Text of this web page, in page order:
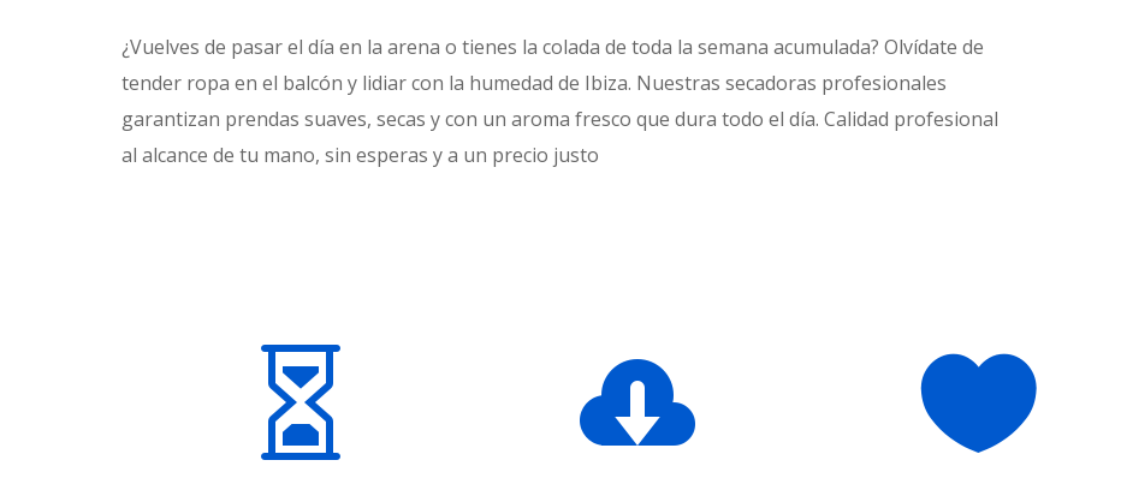
¿Vuelves de pasar el día en la arena o tienes la colada de toda la semana acumulada? Olvídate de
tender ropa en el balcón y lidiar con la humedad de Ibiza. Nuestras secadoras profesionales
garantizan prendas suaves, secas y con un aroma fresco que dura todo el día. Calidad profesional
al alcance de tu mano, sin esperas y a un precio justo
  